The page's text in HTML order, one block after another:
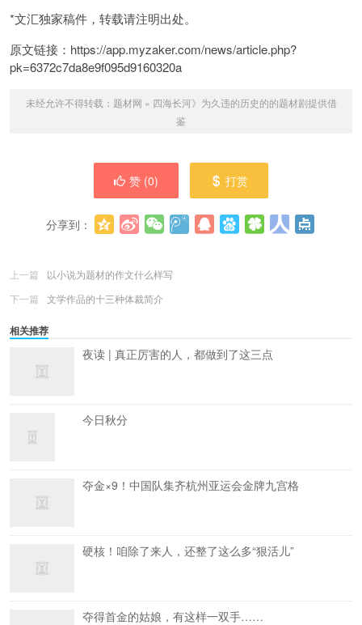
*文汇独家稿件，转载请注明出处。
原文链接：https://app.myzaker.com/news/article.php?
pk=6372c7da8e9f095d9160320a
未经允许不得转载： 题材网 » 四海长河》为久违的历史的的题材剧提供借
鉴
赞 (0) 打赏
分享到：
上一篇
以小说为题材的作文什么样写
下一篇
文学作品的十三种体裁简介
相关推荐
夜读 | 真正厉害的人，都做到了这三点
今日秋分
夺金×9！中国队集齐杭州亚运会金牌九宫格
硬核！咱除了来人，还整了这么多“狠活儿”
夺得首金的姑娘，有这样一双手……